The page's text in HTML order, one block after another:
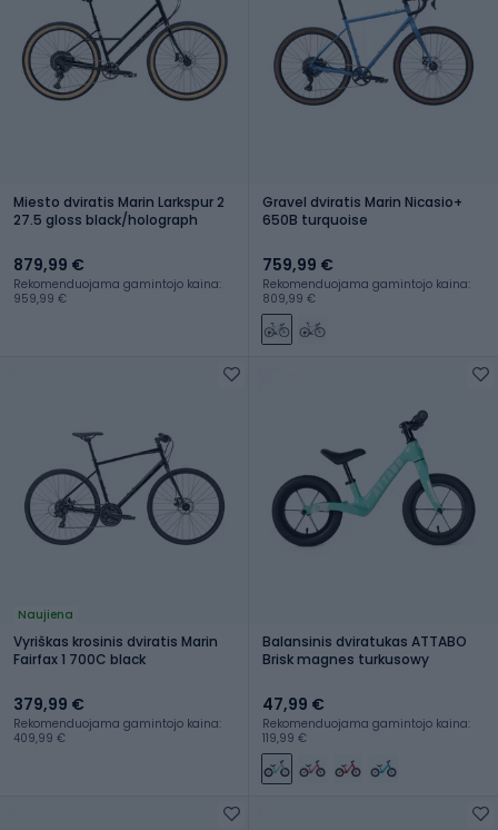
Miesto dviratis Marin Larkspur 2
27.5 gloss black/holograph
879,99 €
Rekomenduojama gamintojo kaina:
959,99 €
Gravel dviratis Marin Nicasio+
650B turquoise
759,99 €
Rekomenduojama gamintojo kaina:
809,99 €
Naujiena
Vyriškas krosinis dviratis Marin
Fairfax 1 700C black
379,99 €
Rekomenduojama gamintojo kaina:
409,99 €
Balansinis dviratukas ATTABO
Brisk magnes turkusowy
47,99 €
Rekomenduojama gamintojo kaina:
119,99 €